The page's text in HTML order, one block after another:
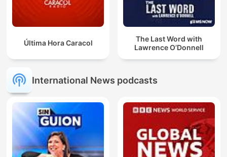
Última Hora Caracol
The Last Word with
Lawrence O’Donnell
International News podcasts